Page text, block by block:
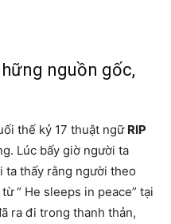
nguồn gốc,
thế kỷ 17 thuật ngữ RIP
Lúc bấy giờ người ta
ta thấy rằng người theo
“ He sleeps in peace” tại
ra đi trong thanh thản,